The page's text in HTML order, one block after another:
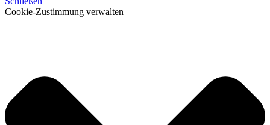
Cookie-Zustimmung verwalten